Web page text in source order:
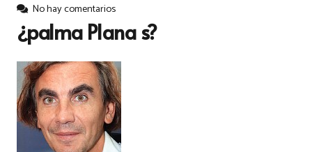
No hay comentarios
¿palma Plana s?